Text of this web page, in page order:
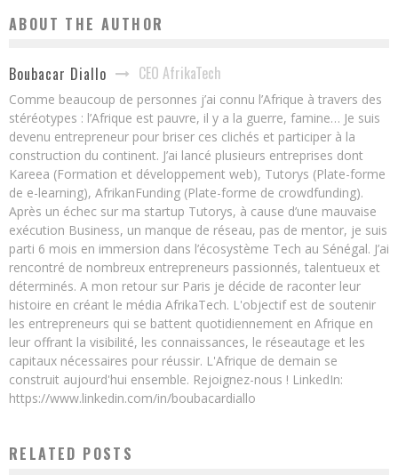
ABOUT THE AUTHOR
Boubacar Diallo CEO AfrikaTech
Comme beaucoup de personnes j’ai connu l’Afrique à travers des
stéréotypes : l’Afrique est pauvre, il y a la guerre, famine… Je suis
devenu entrepreneur pour briser ces clichés et participer à la
construction du continent. J’ai lancé plusieurs entreprises dont
Kareea (Formation et développement web), Tutorys (Plate-forme
de e-learning), AfrikanFunding (Plate-forme de crowdfunding).
Après un échec sur ma startup Tutorys, à cause d’une mauvaise
exécution Business, un manque de réseau, pas de mentor, je suis
parti 6 mois en immersion dans l’écosystème Tech au Sénégal. J’ai
rencontré de nombreux entrepreneurs passionnés, talentueux et
déterminés. A mon retour sur Paris je décide de raconter leur
histoire en créant le média AfrikaTech. L'objectif est de soutenir
les entrepreneurs qui se battent quotidiennement en Afrique en
leur offrant la visibilité, les connaissances, le réseautage et les
capitaux nécessaires pour réussir. L'Afrique de demain se
construit aujourd'hui ensemble. Rejoignez-nous ! LinkedIn:
https://www.linkedin.com/in/boubacardiallo
RELATED POSTS